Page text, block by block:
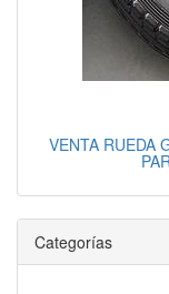
VENTA RUEDA
Categorías